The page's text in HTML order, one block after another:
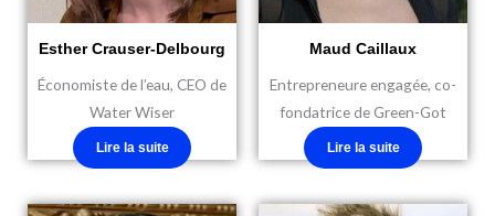
Esther Crauser-Delbourg
Économiste de l’eau, CEO de
Water Wiser
Lire la suite
Maud Caillaux
Entrepreneure engagée, co-
fondatrice de Green-Got
Lire la suite